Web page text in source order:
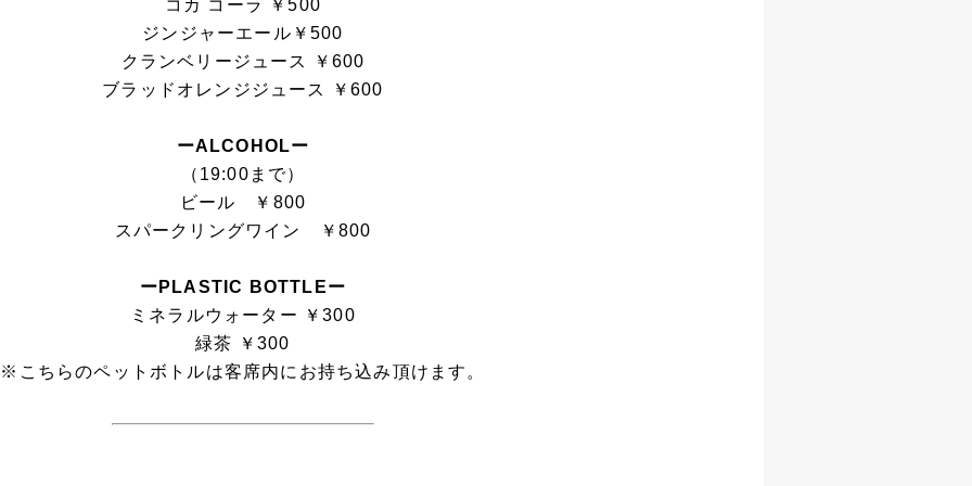
コカ コーラ ￥500
ジンジャーエール￥500
クランベリージュース ￥600
ブラッドオレンジジュース ￥600
ーALCOHOLー
（19:00まで）
ビール ￥800
スパークリングワイン ￥800
ーPLASTIC BOTTLEー
ミネラルウォーター ￥300
緑茶 ￥300
※こちらのペットボトルは客席内にお持ち込み頂けます。